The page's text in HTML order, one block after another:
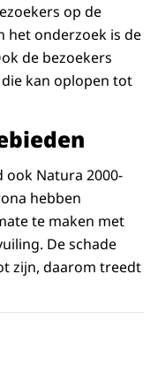
op de
het onderzoek is de
de bezoekers
kan oplopen tot
ook Natura 2000-
hebben
te maken met
De schade
zijn, daarom treedt